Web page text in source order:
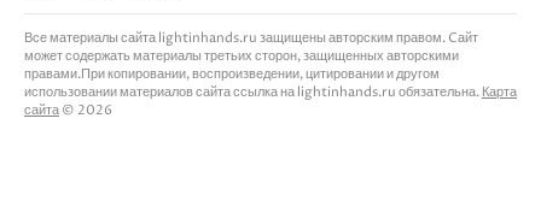
Все материалы сайта lightinhands.ru защищены авторским правом. Cайт
может содержать материалы третьих сторон, защищенных авторскими
правами.При копировании, воспроизведении, цитировании и другом
использовании материалов сайта ссылка на lightinhands.ru обязательна. Карта
сайта © 2026